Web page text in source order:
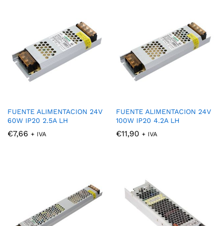
FUENTE ALIMENTACION 24V
60W IP20 2.5A LH
€7,66 + IVA
FUENTE ALIMENTACION 24V
100W IP20 4.2A LH
€11,90 + IVA